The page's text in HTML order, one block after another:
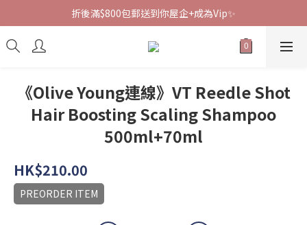
折後滿$800包郵送到你屋企+成為Vip✨
《Olive Young連線》VT Reedle Shot
Hair Boosting Scaling Shampoo
500ml+70ml
HK$210.00
PREORDER ITEM